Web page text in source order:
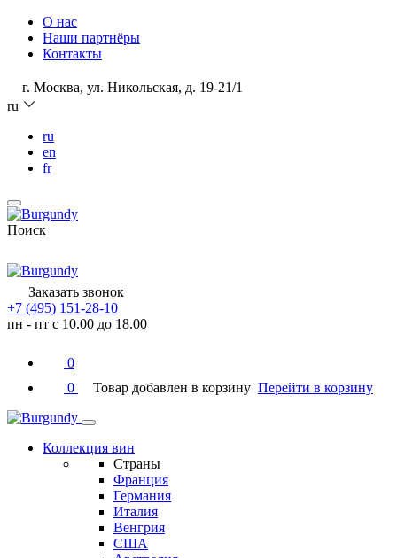
О нас
Наши партнёры
Контакты
г. Москва, ул. Никольская, д. 19-21/1
ru
ru
en
fr
Поиск
Заказать звонок
+7 (495) 151-28-10
пн - пт с 10.00 до 18.00
0
0
Товар добавлен в корзину Перейти в корзину
Коллекция вин
Страны
Франция
Германия
Италия
Венгрия
США